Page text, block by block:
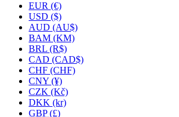
EUR (€)
USD ($)
AUD (AU$)
BAM (KM)
BRL (R$)
CAD (CAD$)
CHF (CHF)
CNY (¥)
CZK (Kč)
DKK (kr)
GBP (£)